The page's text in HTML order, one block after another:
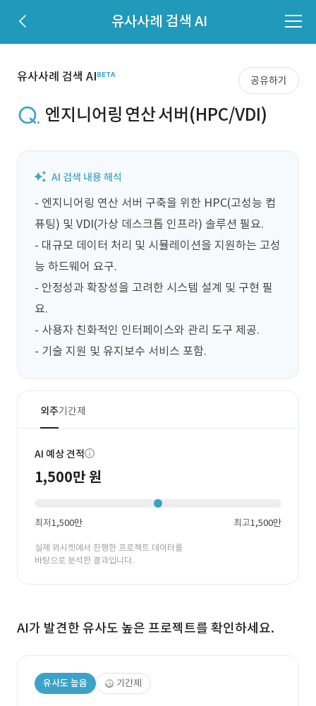
유사사례 검색 AI
유사사례 검색 AI 공유하기
엔지니어링 연산 서버(HPC/VDI)
- 엔지니어링 연산 서버 구축을 위한 HPC(고성능 컴
퓨팅) 및 VDI(가상 데스크톱 인프라) 솔루션 필요.
- 대규모 데이터 처리 및 시뮬레이션을 지원하는 고성
능 하드웨어 요구.
- 안정성과 확장성을 고려한 시스템 설계 및 구현 필
요.
- 사용자 친화적인 인터페이스와 관리 도구 제공.
- 기술 지원 및 유지보수 서비스 포함.
외주기간제
AI 예상 견적
1,500만 원
최저1,500만 최고1,500만
실제 위시켓에서 진행한 프로젝트 데이터를
바탕으로 분석한 결과입니다.
AI가 발견한 유사도 높은 프로젝트를 확인하세요.
유사도 높음 기간제